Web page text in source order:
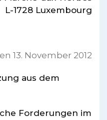
L-1728 Luxembourg
13. November 2012
aus dem
Forderungen im